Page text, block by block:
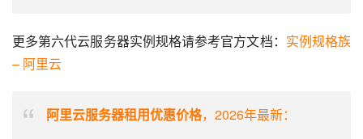
更多第六代云服务器实例规格请参考官方文档： 实例规格族
– 阿里云
阿里云服务器租用优惠价格，2026年最新：